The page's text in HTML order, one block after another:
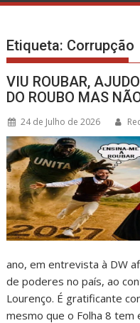
Etiqueta: Corrupção
VIU ROUBAR,
DO ROUBO MAS
24 de Julho de 2026
ano, em entrevista à DW
de poderes no país, ao
Lourenço. É gratificante
mesmo que o Folha 8 tem